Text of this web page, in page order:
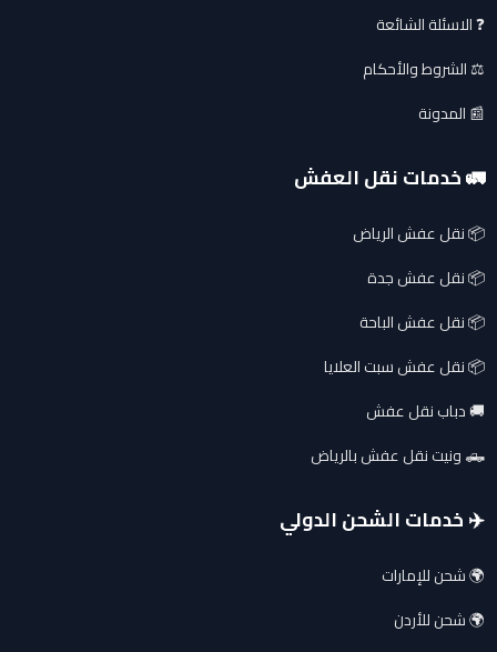
❓ الاسئلة الشائعة
⚖️ الشروط والأحكام
📰 المدونة
🚛 خدمات نقل العفش
📦 نقل عفش الرياض
📦 نقل عفش جدة
📦 نقل عفش الباحة
📦 نقل عفش سبت العلايا
🚚 دباب نقل عفش
🛻 ونيت نقل عفش بالرياض
✈️ خدمات الشحن الدولي
🌍 شحن للإمارات
🌍 شحن للأردن